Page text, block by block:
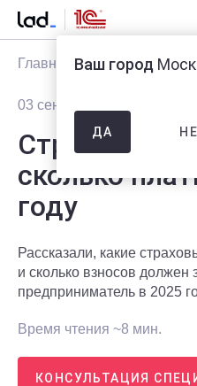
Главная Блог Статьи
03 сентября 2025
Страховые
сколько
году
Рассказали, какие
и сколько взносов должен
предприниматель в 2025
Время чтения ~8 мин.
КОНСУЛЬТАЦИЯ
Ваш город
ДА